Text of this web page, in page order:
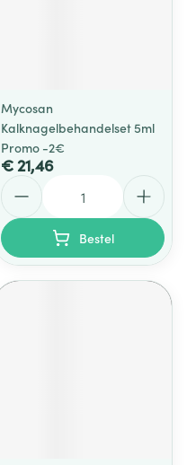
Mycosan
Kalknagelbehandelset 5ml
Promo -2€
€ 21,46
Bestel